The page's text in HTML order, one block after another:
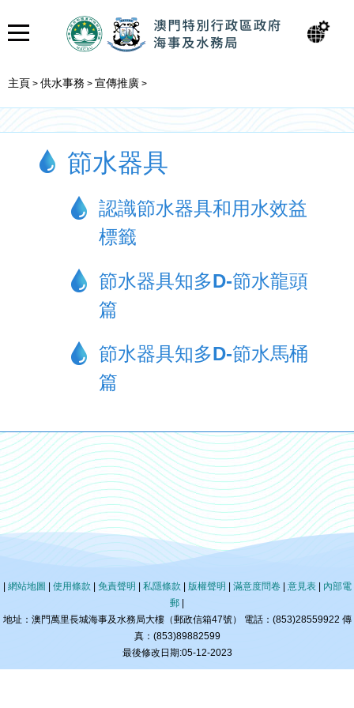
主頁 > 供水事務 > 宣傳推廣 >
節水器具
認識節水器具和用水效益
標籤
節水器具知多D-節水龍頭
篇
節水器具知多D-節水馬桶
篇
| 網站地圖 | 使用條款 | 免責聲明 | 私隱條款 | 版權聲明 | 滿意度問卷| 意見表| 內部電
郵 |
地址：澳門萬里長城海事及水務局大樓（郵政信箱47號） 電話：(853)28559922 傳
真：(853)89882599
最後修改日期:05-12-2023